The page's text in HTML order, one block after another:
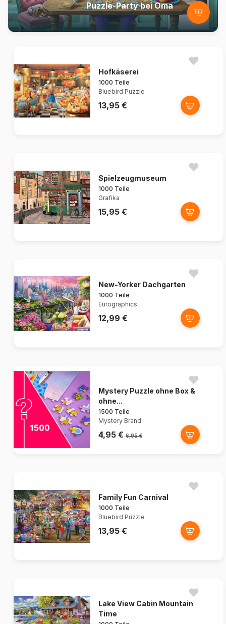
Puzzle-Party bei Oma
Hofkäserei
1000 Teile
Bluebird Puzzle
13,95 €
Spielzeugmuseum
1000 Teile
Grafika
15,95 €
New-Yorker Dachgarten
1000 Teile
Eurographics
12,99 €
Mystery Puzzle ohne Box &
ohne...
1500 Teile
Mystery Brand
4,95 € 6,95 €
Family Fun Carnival
1000 Teile
Bluebird Puzzle
13,95 €
Lake View Cabin Mountain
Time